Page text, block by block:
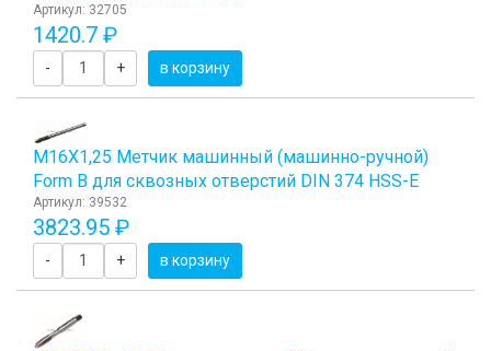
Артикул: 32705
1420.7 ₽
- + в корзину
М16Х1,25 Метчик машинный (машинно-ручной)
Form B для сквозных отверстий DIN 374 HSS-E
Артикул: 39532
3823.95 ₽
- + в корзину